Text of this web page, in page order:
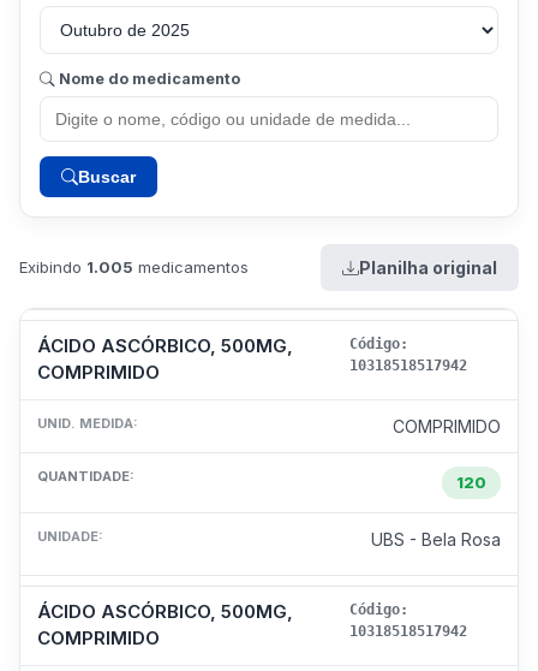
Nome do medicamento
Buscar
Exibindo 1.005 medicamentos Planilha original
ÁCIDO ASCÓRBICO, 500MG,
COMPRIMIDO
Código:
10318518517942
UNID. MEDIDA: COMPRIMIDO
QUANTIDADE: 120
UNIDADE: UBS - Bela Rosa
ÁCIDO ASCÓRBICO, 500MG,
COMPRIMIDO
Código:
10318518517942